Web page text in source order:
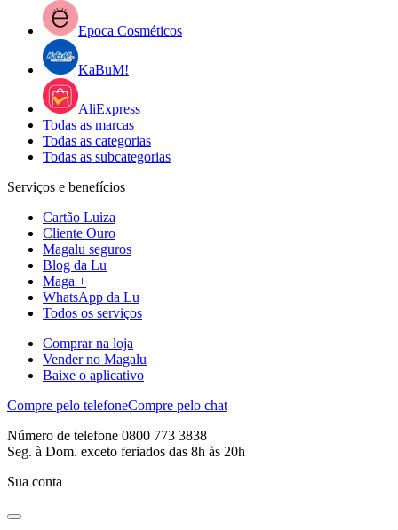
Epoca Cosméticos
KaBuM!
AliExpress
Todas as marcas
Todas as categorias
Todas as subcategorias
Serviços e benefícios
Cartão Luiza
Cliente Ouro
Magalu seguros
Blog da Lu
Maga +
WhatsApp da Lu
Todos os serviços
Comprar na loja
Vender no Magalu
Baixe o aplicativo
Compre pelo telefoneCompre pelo chat
Número de telefone 0800 773 3838
Seg. à Dom. exceto feriados das 8h às 20h
Sua conta